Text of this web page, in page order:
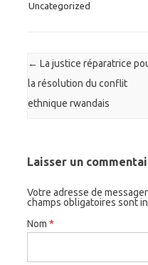
Uncategorized
Post navigation
← La justice réparatrice
la résolution du conflit
ethnique rwandais
Laisser un
Votre adresse de
champs obligatoires sont
Nom *